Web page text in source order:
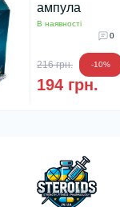
ампула
В наявності
0
216 грн. -10%
194 грн.